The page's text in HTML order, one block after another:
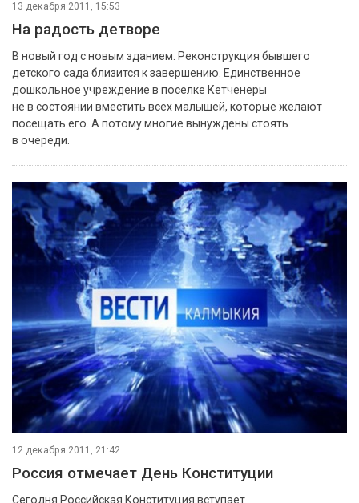
13 декабря 2011, 15:53
На радость детворе
В новый год с новым зданием. Реконструкция бывшего
детского сада близится к завершению. Единственное
дошкольное учреждение в поселке Кетченеры
не в состоянии вместить всех малышей, которые желают
посещать его. А потому многие вынуждены стоять
в очереди.
12 декабря 2011, 21:42
Россия отмечает День Конституции
Сегодня Российская Конституция вступает